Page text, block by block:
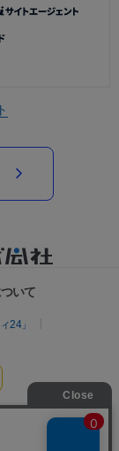
いて
24」
）